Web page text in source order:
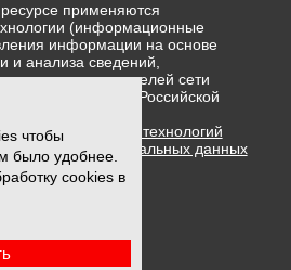
применяются
(информационные
информации на основе
и анализа сведений,
пользователей сети
на территории Российской
технологий
обработки персональных данных
cookie
чтобы
было удобнее.
cookies в